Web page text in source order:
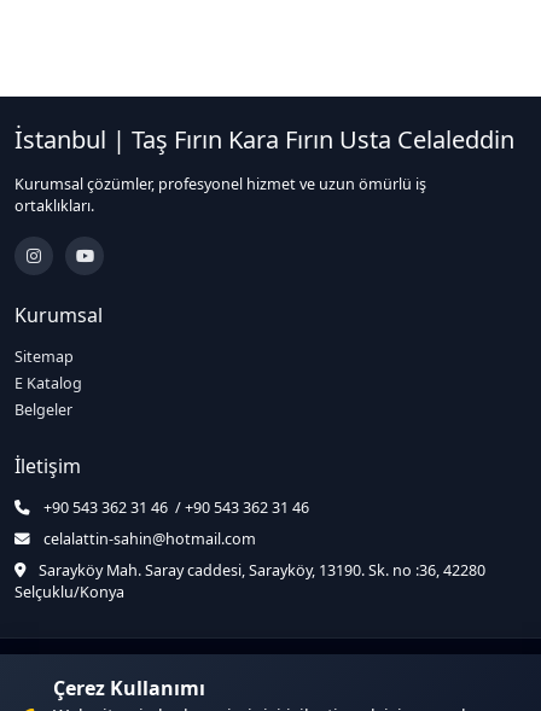
İstanbul | Taş Fırın Kara Fırın Usta Celaleddin
Kurumsal çözümler, profesyonel hizmet ve uzun ömürlü iş
ortaklıkları.
Kurumsal
Sitemap
E Katalog
Belgeler
İletişim
+90 543 362 31 46 / +90 543 362 31 46
celalattin-sahin@hotmail.com
Sarayköy Mah. Saray caddesi, Sarayköy, 13190. Sk. no :36, 42280
Selçuklu/Konya
Sitemap
Çerez Kullanımı